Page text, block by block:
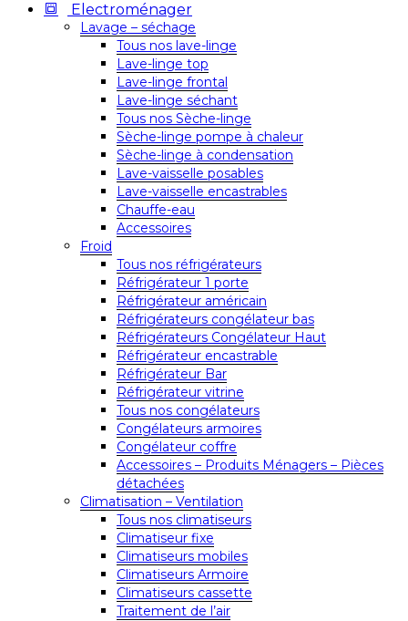
Electroménager
Lavage – séchage
Tous nos lave-linge
Lave-linge top
Lave-linge frontal
Lave-linge séchant
Tous nos Sèche-linge
Sèche-linge pompe à chaleur
Sèche-linge à condensation
Lave-vaisselle posables
Lave-vaisselle encastrables
Chauffe-eau
Accessoires
Froid
Tous nos réfrigérateurs
Réfrigérateur 1 porte
Réfrigérateur américain
Réfrigérateurs congélateur bas
Réfrigérateurs Congélateur Haut
Réfrigérateur encastrable
Réfrigérateur Bar
Réfrigérateur vitrine
Tous nos congélateurs
Congélateurs armoires
Congélateur coffre
Accessoires – Produits Ménagers – Pièces
détachées
Climatisation – Ventilation
Tous nos climatiseurs
Climatiseur fixe
Climatiseurs mobiles
Climatiseurs Armoire
Climatiseurs cassette
Traitement de l’air